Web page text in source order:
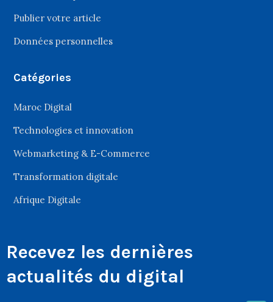
Publier votre article
Données personnelles
Catégories
Maroc Digital
Technologies et innovation
Webmarketing & E-Commerce
Transformation digitale
Afrique Digitale
Recevez les dernières
actualités du digital